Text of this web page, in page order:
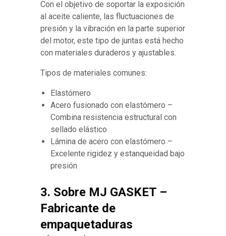
Con el objetivo de soportar la exposición
al aceite caliente, las fluctuaciones de
presión y la vibración en la parte superior
del motor, este tipo de juntas está hecho
con materiales duraderos y ajustables.
Tipos de materiales comunes:
Elastómero
Acero fusionado con elastómero –
Combina resistencia estructural con
sellado elástico
Lámina de acero con elastómero –
Excelente rigidez y estanqueidad bajo
presión
3. Sobre MJ GASKET –
Fabricante de
empaquetaduras